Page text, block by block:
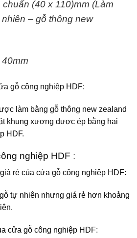
(40 x 110)mm (Làm
– gỗ thông new
gỗ công nghiệp HDF:
làm bằng gỗ thông new zealand
khung xương được ép bằng hai
HDF.
nghiệp HDF :
rẻ của cửa gỗ công nghiệp HDF:
tự nhiên nhưng giá rẻ hơn khoảng
cửa gỗ công nghiệp HDF: